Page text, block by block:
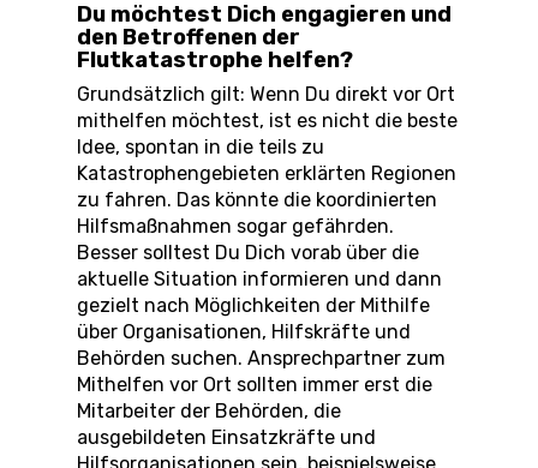
Du möchtest Dich engagieren und
den Betroffenen der
Flutkatastrophe helfen?
Grundsätzlich gilt: Wenn Du direkt vor Ort
mithelfen möchtest, ist es nicht die beste
Idee, spontan in die teils zu
Katastrophengebieten erklärten Regionen
zu fahren. Das könnte die koordinierten
Hilfsmaßnahmen sogar gefährden.
Besser solltest Du Dich vorab über die
aktuelle Situation informieren und dann
gezielt nach Möglichkeiten der Mithilfe
über Organisationen, Hilfskräfte und
Behörden suchen. Ansprechpartner zum
Mithelfen vor Ort sollten immer erst die
Mitarbeiter der Behörden, die
ausgebildeten Einsatzkräfte und